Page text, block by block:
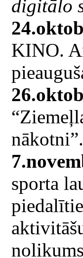
digitālo
KINO.
nākotni”.
sporta